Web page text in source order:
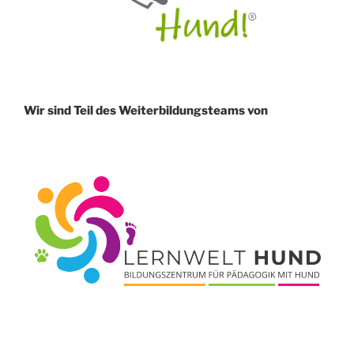
Wir sind Teil des Weiterbildungsteams von